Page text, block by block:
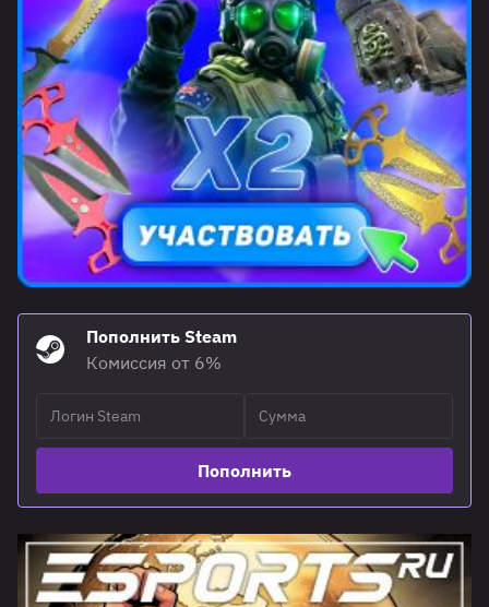
Пополнить Steam
Комиссия от 6%
Пополнить